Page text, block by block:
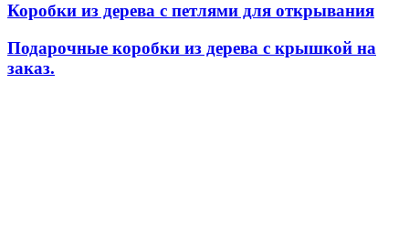
Коробки из дерева с петлями для открывания
Подарочные коробки из дерева с крышкой на
заказ.